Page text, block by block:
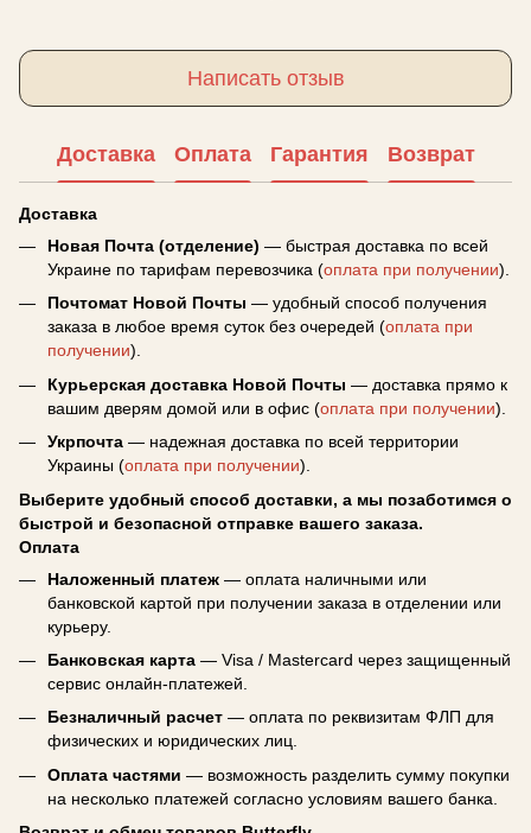
Написать отзыв
Доставка Оплата Гарантия Возврат
Доставка
Новая Почта (отделение) — быстрая доставка по всей
Украине по тарифам перевозчика (оплата при получении).
Почтомат Новой Почты — удобный способ получения
заказа в любое время суток без очередей (оплата при
получении).
Курьерская доставка Новой Почты — доставка прямо к
вашим дверям домой или в офис (оплата при получении).
Укрпочта — надежная доставка по всей территории
Украины (оплата при получении).
Выберите удобный способ доставки, а мы позаботимся о
быстрой и безопасной отправке вашего заказа.
Оплата
Наложенный платеж — оплата наличными или
банковской картой при получении заказа в отделении или
курьеру.
Банковская карта — Visa / Mastercard через защищенный
сервис онлайн-платежей.
Безналичный расчет — оплата по реквизитам ФЛП для
физических и юридических лиц.
Оплата частями — возможность разделить сумму покупки
на несколько платежей согласно условиям вашего банка.